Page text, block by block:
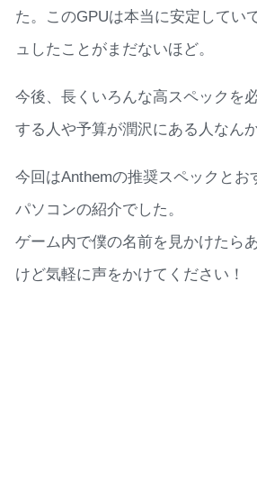
た。このGPUは本当に安定してい
ュしたことがまだないほど。
今後、長くいろんな高スペックを
する人や予算が潤沢にある人なん
今回はAnthemの推奨スペックとお
パソコンの紹介でした。
ゲーム内で僕の名前を見かけたら
けど気軽に声をかけてください！